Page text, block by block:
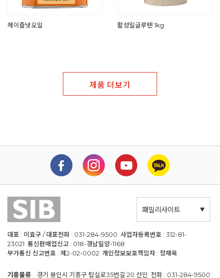
헤이즐넛오일 활성밀글루텐 1kg
제품 더보기
패밀리사이트
대표 : 이효구 / 대표전화 : 031-284-9500 사업자등록번호 : 312-81-
23021 통신판매업신고 : 018-경남밀양-1168
부가통신 신고번호 : 제2-02-0002 개인정보보호책임자 : 정재욱
기흥물류 경기 용인시 기흥구 탑실로35번길 20 선인 전화 : 031-284-9500